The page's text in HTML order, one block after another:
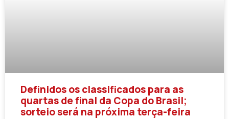
Definidos os classificados para as
quartas de final da Copa do Brasil;
sorteio será na próxima terça-feira